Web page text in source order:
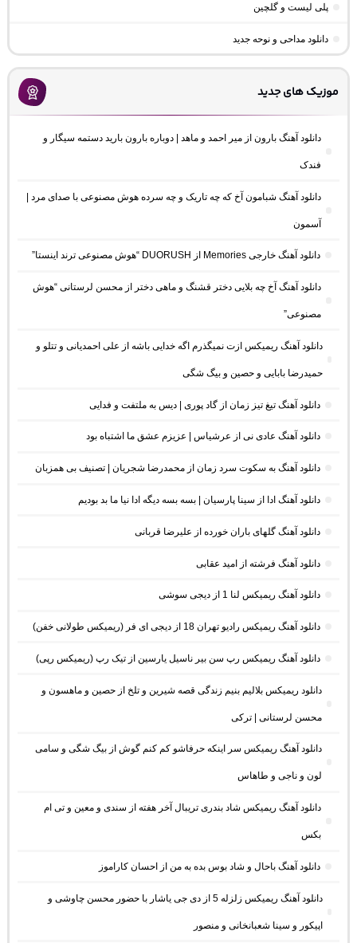
پلی لیست و گلچین
دانلود مداحی و نوحه جدید
موزیک های جدید
دانلود آهنگ بارون از میر احمد و ماهد | دوباره بارون بارید دستمه سیگار و
فندک
دانلود آهنگ شبامون آخ که چه تاریک و چه سرده هوش مصنوعی با صدای مرد |
آسمون
دانلود آهنگ خارجی Memories از DUORUSH “هوش مصنوعی ترند اینستا”
دانلود آهنگ آخ چه بلایی دختر قشنگ و ماهی دختر از محسن لرستانی “هوش
مصنوعی”
دانلود آهنگ ریمیکس ازت نمیگذرم اگه خدایی باشه از علی احمدیانی و تتلو و
حمیدرضا بابایی و حصین و بیگ شگی
دانلود آهنگ تیغ تیز زمان از گاد پوری | دیس به ملتفت و فدایی
دانلود آهنگ عادی نی از عرشیاس | عزیزم عشق ما اشتباه بود
دانلود آهنگ به سکوت سرد زمان از محمدرضا شجریان | تصنیف بی همزبان
دانلود آهنگ ادا از سینا پارسیان | بسه بسه دیگه ادا نیا ما بد بودیم
دانلود آهنگ گلهای باران خورده از علیرضا قربانی
دانلود آهنگ فرشته از امید عقابی
دانلود آهنگ ریمیکس لنا 1 از دیجی سوشی
دانلود آهنگ ریمیکس رادیو تهران 18 از دیجی ای فر (ریمیکس طولانی خفن)
دانلود آهنگ ریمیکس رپ سن بیر ناسیل یارسین از تیک رپ (ریمیکس رپی)
دانلود ریمیکس بلالیم بنیم زندگی قصه شیرین و تلخ از حصین و ماهسون و
محسن لرستانی | ترکی
دانلود آهنگ ریمیکس سر اینکه حرفاشو کم کنم گوش از بیگ شگی و سامی
لون و ناجی و طاهاس
دانلود آهنگ ریمیکس شاد بندری تریبال آخر هفته از سندی و معین و تی ام
بکس
دانلود آهنگ باحال و شاد بوس بده به من از احسان کاراموز
دانلود آهنگ ریمیکس زلزله 5 از دی جی یاشار با حضور محسن چاوشی و
اپیکور و سینا شعبانخانی و منصور